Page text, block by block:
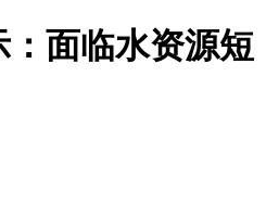
：面临水资源短